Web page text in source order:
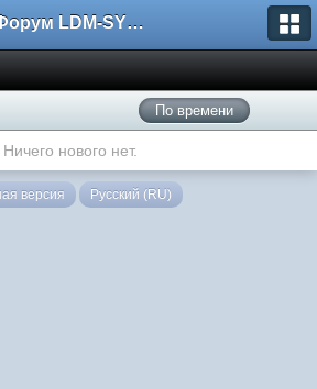
Форум LDM-SYSTEMS
По времени
Ничего нового нет.
версия Русский (RU)